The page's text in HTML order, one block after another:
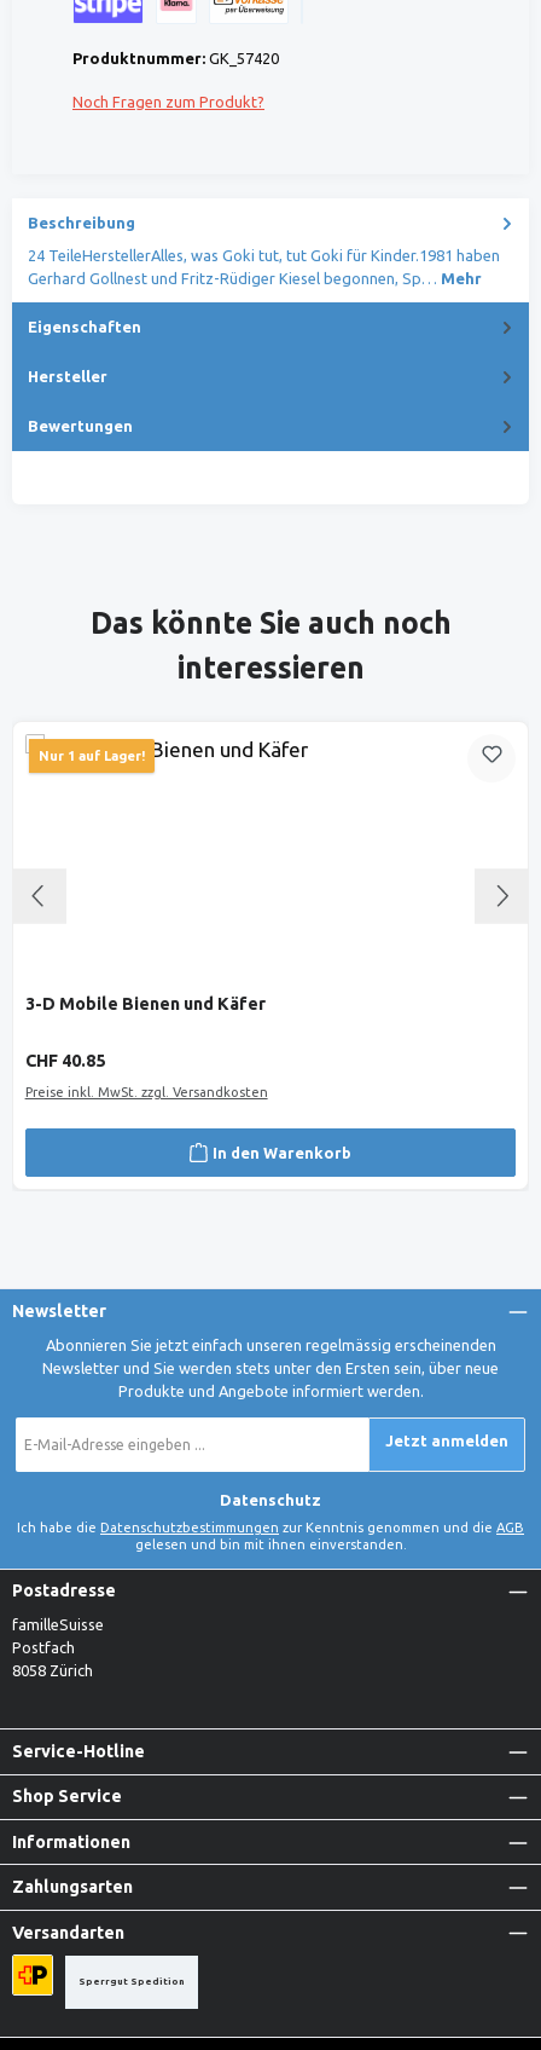
Produktnummer: GK_57420
Noch Fragen zum Produkt?
Beschreibung
24 TeileHerstellerAlles, was Goki tut, tut Goki für Kinder.1981 haben
Gerhard Gollnest und Fritz-Rüdiger Kiesel begonnen, Sp… Mehr
Eigenschaften
Hersteller
Bewertungen
Produktgalerie überspringen
Das könnte Sie auch noch
interessieren
Nur 1 auf Lager!
3-D Mobile Bienen und Käfer
Regulärer Preis:
CHF 40.85
Preise inkl. MwSt. zzgl. Versandkosten
In den Warenkorb
Newsletter
Abonnieren Sie jetzt einfach unseren regelmässig erscheinenden
Newsletter und Sie werden stets unter den Ersten sein, über neue
Produkte und Angebote informiert werden.
Mail-
Jetzt anmelden
Datenschutz
Ich habe die Datenschutzbestimmungen zur Kenntnis genommen und die AGB
gelesen und bin mit ihnen einverstanden.
Postadresse
familleSuisse
Postfach
8058 Zürich
Service-Hotline
Shop Service
Informationen
Zahlungsarten
Versandarten
Priority A-Post
Sperrgut Spedition